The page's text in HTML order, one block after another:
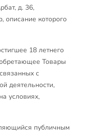
д. 36,
которого
18 летнего
Товары
с
деятельности,
условиях,
публичным